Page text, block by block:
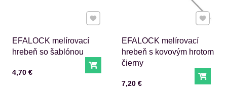
EFALOCK melírovací
hrebeň so šablónou
Cena s DPH
4,70 € Do košíka
Pridať k Obľúbeným
EFALOCK melírovací
hrebeň s kovovým hrotom
čierny
Cena s DPH
7,20 € Do
Pridať